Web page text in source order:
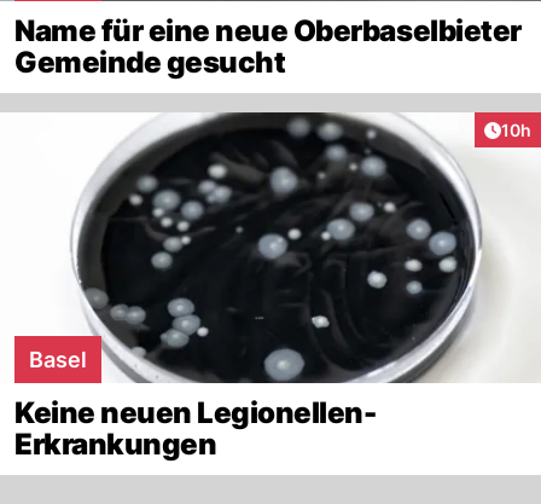
Name für eine neue Oberbaselbieter
Gemeinde gesucht
10h
Basel
Keine neuen Legionellen-
Erkrankungen